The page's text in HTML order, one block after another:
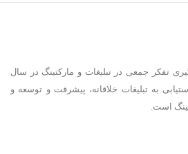
تفکر جمعی در تبلیغات و مارکتینگ در سال
به تبلیغات خلاقانه، پیشرفت و توسعه و
است.